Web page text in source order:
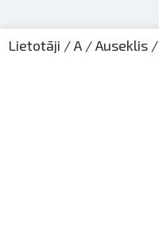
Lietotāji /A /Auseklis /